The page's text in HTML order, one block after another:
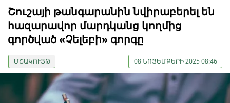
Շուշայի թանգարանին նվիրաբերել են
հազարավոր մարդկանց կողմից
գործված «Չելեբի» գորգը
ՄՇԱԿՈՒՅԹ 08 ՆՈՅԵՄԲԵՐԻ 2025 08:46